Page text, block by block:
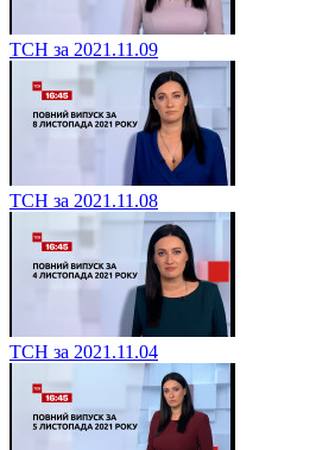
ТСН за 2021.11.09
ТСН за 2021.11.08
ТСН за 2021.11.04